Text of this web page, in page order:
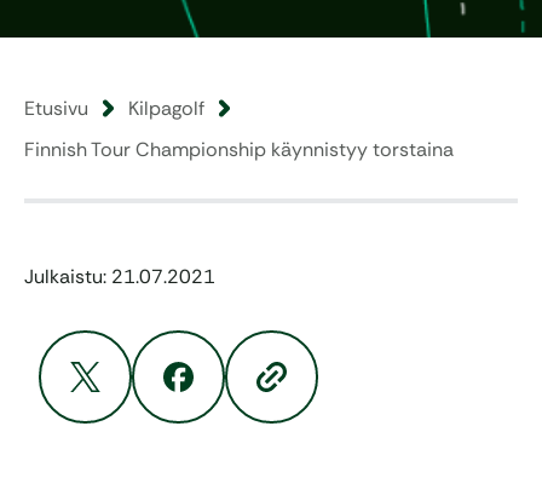
Etusivu
Kilpagolf
Finnish Tour Championship käynnistyy torstaina
Julkaistu: 21.07.2021